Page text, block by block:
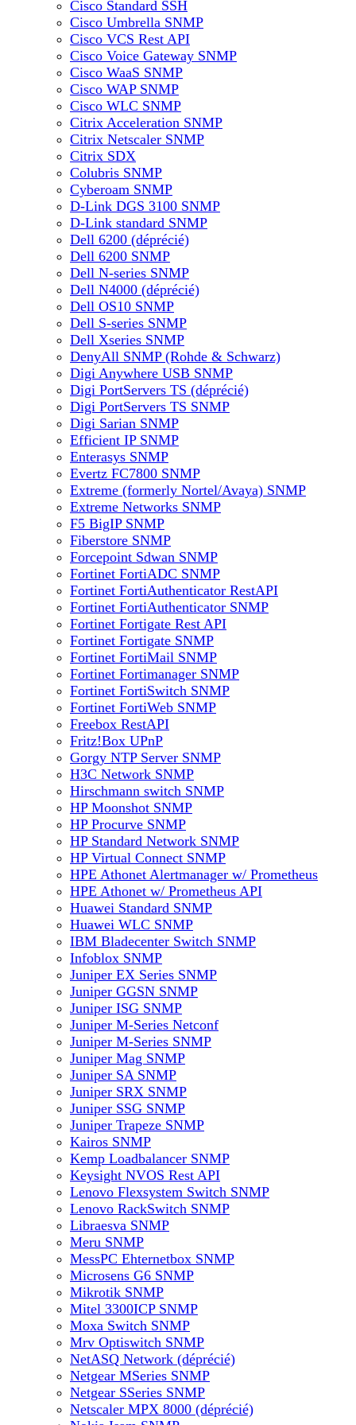
Cisco Standard SSH
Cisco Umbrella SNMP
Cisco VCS Rest API
Cisco Voice Gateway SNMP
Cisco WaaS SNMP
Cisco WAP SNMP
Cisco WLC SNMP
Citrix Acceleration SNMP
Citrix Netscaler SNMP
Citrix SDX
Colubris SNMP
Cyberoam SNMP
D-Link DGS 3100 SNMP
D-Link standard SNMP
Dell 6200 (déprécié)
Dell 6200 SNMP
Dell N-series SNMP
Dell N4000 (déprécié)
Dell OS10 SNMP
Dell S-series SNMP
Dell Xseries SNMP
DenyAll SNMP (Rohde & Schwarz)
Digi Anywhere USB SNMP
Digi PortServers TS (déprécié)
Digi PortServers TS SNMP
Digi Sarian SNMP
Efficient IP SNMP
Enterasys SNMP
Evertz FC7800 SNMP
Extreme (formerly Nortel/Avaya) SNMP
Extreme Networks SNMP
F5 BigIP SNMP
Fiberstore SNMP
Forcepoint Sdwan SNMP
Fortinet FortiADC SNMP
Fortinet FortiAuthenticator RestAPI
Fortinet FortiAuthenticator SNMP
Fortinet Fortigate Rest API
Fortinet Fortigate SNMP
Fortinet FortiMail SNMP
Fortinet Fortimanager SNMP
Fortinet FortiSwitch SNMP
Fortinet FortiWeb SNMP
Freebox RestAPI
Fritz!Box UPnP
Gorgy NTP Server SNMP
H3C Network SNMP
Hirschmann switch SNMP
HP Moonshot SNMP
HP Procurve SNMP
HP Standard Network SNMP
HP Virtual Connect SNMP
HPE Athonet Alertmanager w/ Prometheus
HPE Athonet w/ Prometheus API
Huawei Standard SNMP
Huawei WLC SNMP
IBM Bladecenter Switch SNMP
Infoblox SNMP
Juniper EX Series SNMP
Juniper GGSN SNMP
Juniper ISG SNMP
Juniper M-Series Netconf
Juniper M-Series SNMP
Juniper Mag SNMP
Juniper SA SNMP
Juniper SRX SNMP
Juniper SSG SNMP
Juniper Trapeze SNMP
Kairos SNMP
Kemp Loadbalancer SNMP
Keysight NVOS Rest API
Lenovo Flexsystem Switch SNMP
Lenovo RackSwitch SNMP
Libraesva SNMP
Meru SNMP
MessPC Ehternetbox SNMP
Microsens G6 SNMP
Mikrotik SNMP
Mitel 3300ICP SNMP
Moxa Switch SNMP
Mrv Optiswitch SNMP
NetASQ Network (déprécié)
Netgear MSeries SNMP
Netgear SSeries SNMP
Netscaler MPX 8000 (déprécié)